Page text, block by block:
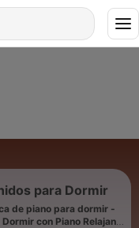
para Dormir
de piano para dormir -
con Piano Relajante